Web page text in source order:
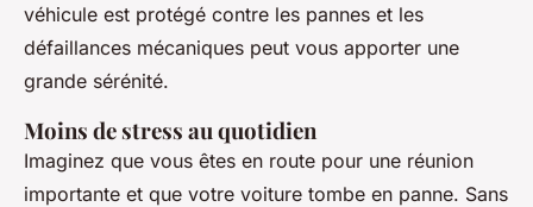
véhicule est protégé contre les pannes et les
défaillances mécaniques peut vous apporter une
grande sérénité.
Moins de stress au quotidien
Imaginez que vous êtes en route pour une réunion
importante et que votre voiture tombe en panne. Sans